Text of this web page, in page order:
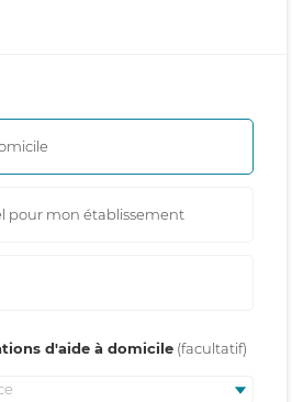
pour mon établissement
d'aide à domicile